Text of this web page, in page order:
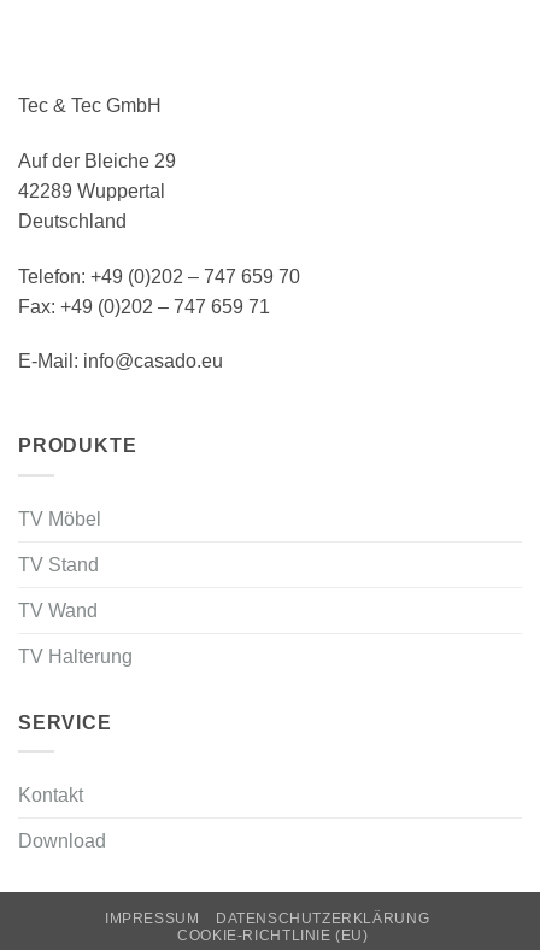
Tec & Tec GmbH
Auf der Bleiche 29
42289 Wuppertal
Deutschland
Telefon: +49 (0)202 – 747 659 70
Fax: +49 (0)202 – 747 659 71
E-Mail: info@casado.eu
PRODUKTE
TV Möbel
TV Stand
TV Wand
TV Halterung
SERVICE
Kontakt
Download
IMPRESSUM
DATENSCHUTZERKLÄRUNG
COOKIE-RICHTLINIE (EU)